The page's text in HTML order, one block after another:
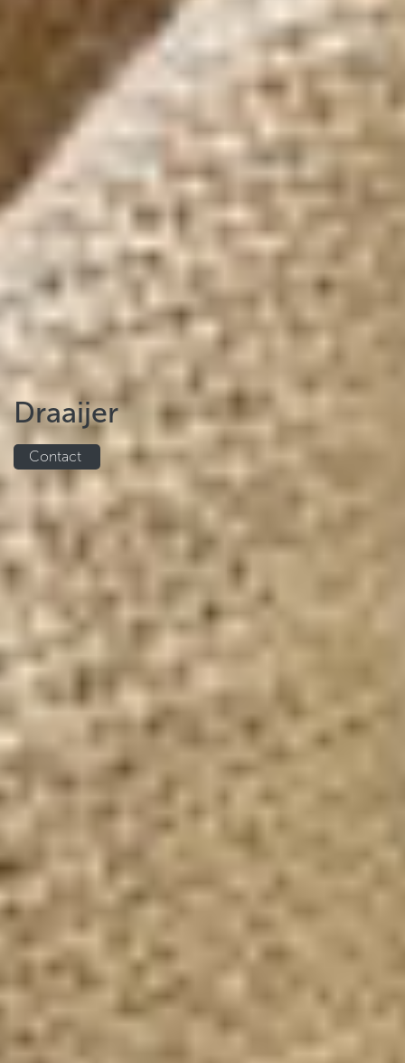
Draaijer
Contact